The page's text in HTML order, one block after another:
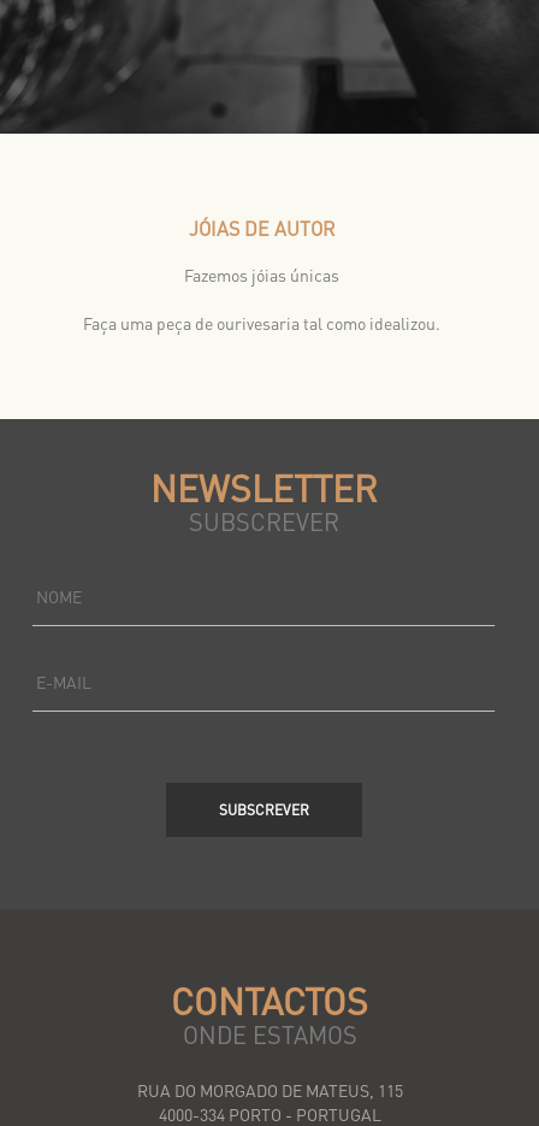
JÓIAS DE AUTOR
Fazemos jóias únicas
Faça uma peça de ourivesaria tal como idealizou.
NEWSLETTER
SUBSCREVER
NOME
E-MAIL
SUBSCREVER
CONTACTOS
ONDE ESTAMOS
RUA DO MORGADO DE MATEUS, 115
4000-334 PORTO - PORTUGAL